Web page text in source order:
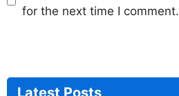
for the next time I comment.
Latest Posts